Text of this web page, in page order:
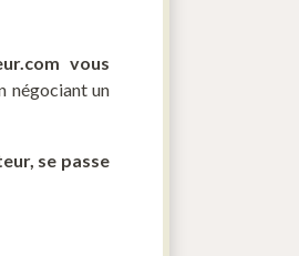
vous
négociant un
se passe